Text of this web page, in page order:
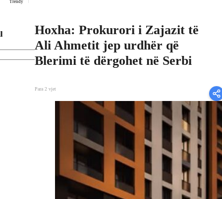
Trendy
Hoxha: Prokurori i Zajazit të
Ali Ahmetit jep urdhër që
Blerimi të dërgohet në Serbi
Para 2 vjet